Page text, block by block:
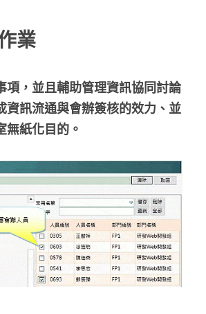
業
項，並且輔助管理資訊協同討論
資訊流通與會辦簽核的效力、並
無紙化目的。